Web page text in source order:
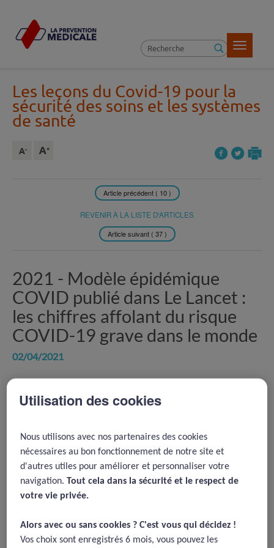
Toggle
Les leçons du Covid-19 pour la
sécurité des soins et les systèmes
de santé
Article précédent ( 10 )
REVENIR À LA LISTE D'ARTICLES
Article suivant ( 37 )
2021 - Modèle épidémique
COVID publié dans Le Lancet :
les chiffres affolant du risque
COVID-19 grave dans le monde
02/04/2021
S. W., ... & Checchi, F. (2020). Global, regional, and national
study.The Lancet Global Health, 8(8), e1003-e1017.
Résumé
20 % de la population mondiale affectée par le virus
pourrait faire une forme grave
Utilisation des cookies
Nous utilisons avec nos partenaires des cookies
nécessaires au bon fonctionnement de notre site et
d'autres utiles pour améliorer et personnaliser votre
navigation.Tout cela dans la sécurité et le respect de
votre vie privée.​
Alors avec ou sans cookies ? C'est vous qui décidez !​
Vos choix sont enregistrés 6 mois, vous pouvez les